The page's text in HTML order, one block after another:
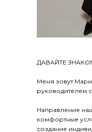
ДАВАЙТЕ
Меня зовут
руководителем
Направление
комфортные
создание